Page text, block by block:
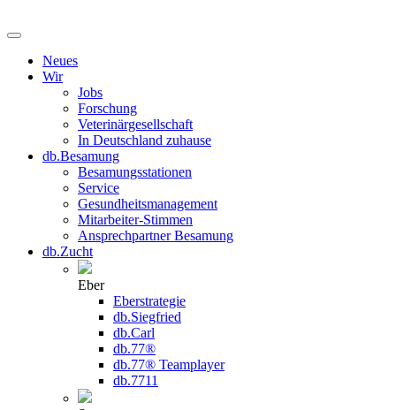
Neues
Wir
Jobs
Forschung
Veterinärgesellschaft
In Deutschland zuhause
db.Besamung
Besamungsstationen
Service
Gesundheitsmanagement
Mitarbeiter-Stimmen
Ansprechpartner Besamung
db.Zucht
Eber
Eberstrategie
db.Siegfried
db.Carl
db.77®
db.77® Teamplayer
db.7711